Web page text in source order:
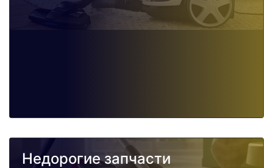
Недорогие запчасти